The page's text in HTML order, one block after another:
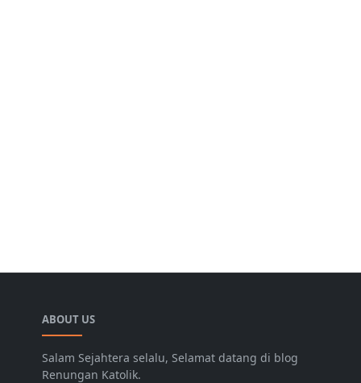
ABOUT US
Salam Sejahtera selalu, Selamat datang di blog
Renungan Katolik.